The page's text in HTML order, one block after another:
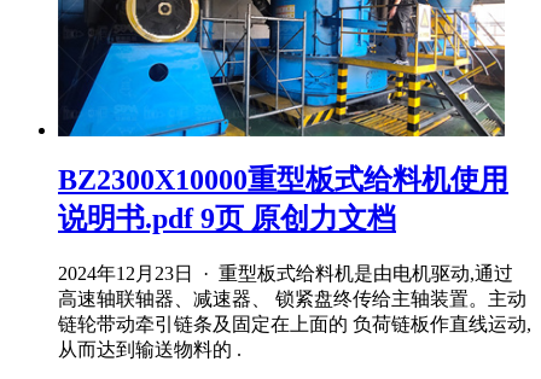
BZ2300X10000重型板式给料机使用
说明书.pdf 9页 原创力文档
2024年12月23日 · 重型板式给料机是由电机驱动,通过
高速轴联轴器、减速器、 锁紧盘终传给主轴装置。主动
链轮带动牵引链条及固定在上面的 负荷链板作直线运动,
从而达到输送物料的 .